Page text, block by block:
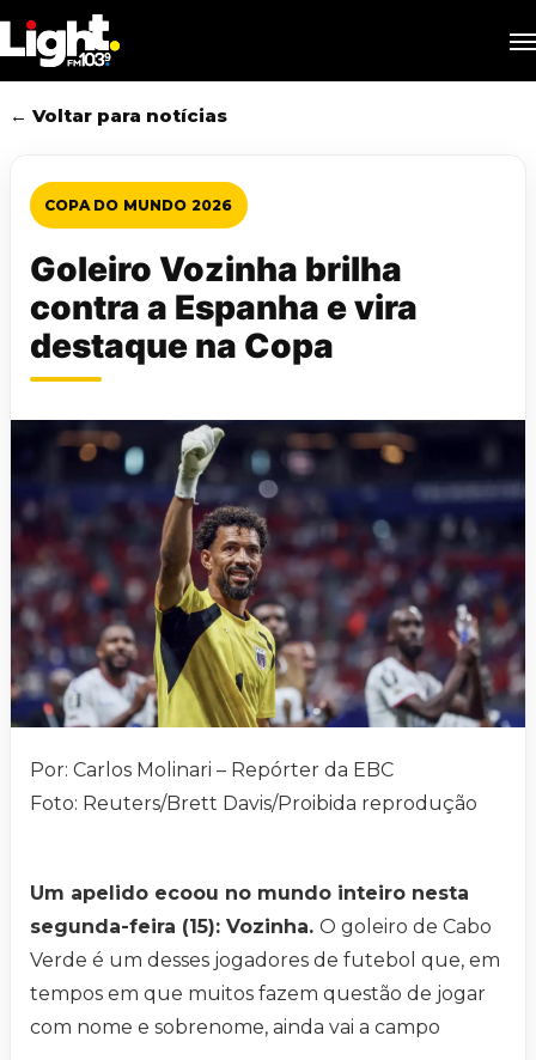
to
main
content
← Voltar para notícias
COPA DO MUNDO 2026
Goleiro Vozinha brilha
contra a Espanha e vira
destaque na Copa
Por: Carlos Molinari – Repórter da EBC
Foto: Reuters/Brett Davis/Proibida reprodução
Um apelido ecoou no mundo inteiro nesta
segunda-feira (15): Vozinha. O goleiro de Cabo
Verde é um desses jogadores de futebol que, em
tempos em que muitos fazem questão de jogar
com nome e sobrenome, ainda vai a campo